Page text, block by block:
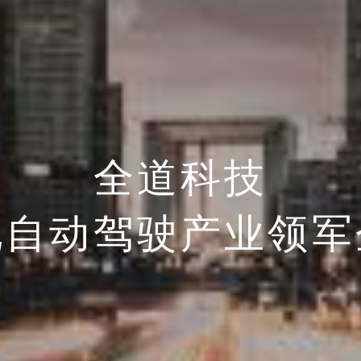
全道科技
动驾驶产业领